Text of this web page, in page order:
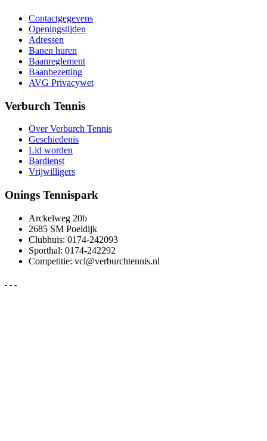
Contactgegevens
Openingstijden
Adressen
Banen huren
Baanreglement
Baanbezetting
AVG Privacywet
Verburch Tennis
Over Verburch Tennis
Geschiedenis
Lid worden
Bardienst
Vrijwilligers
Onings Tennispark
Arckelweg 20b
2685 SM Poeldijk
Clubhuis: 0174-242093
Sporthal: 0174-242292
Competitie: vcl@verburchtennis.nl